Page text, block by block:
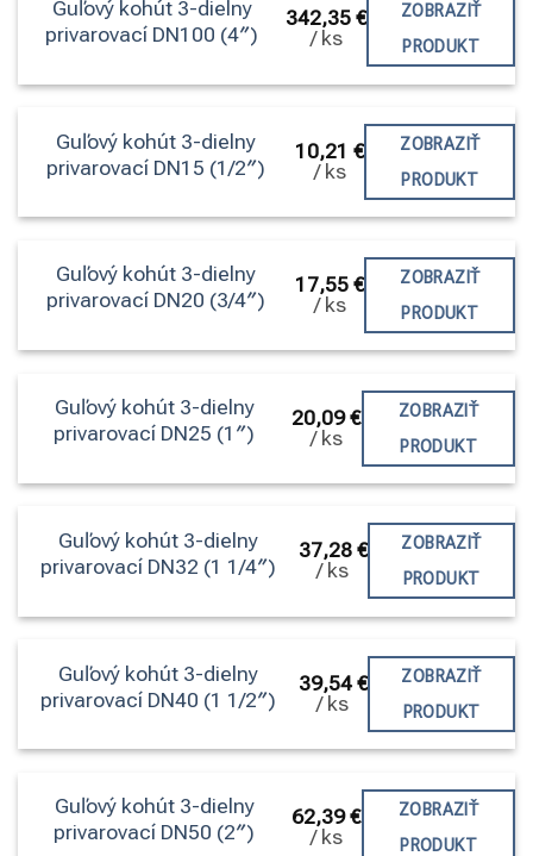
Guľový kohút 3-dielny
privarovací DN100 (4″)
342,35€
/ ks
ZOBRAZIŤ
PRODUKT
Guľový kohút 3-dielny
privarovací DN15 (1/2″)
10,21€
/ ks
ZOBRAZIŤ
PRODUKT
Guľový kohút 3-dielny
privarovací DN20 (3/4″)
17,55€
/ ks
ZOBRAZIŤ
PRODUKT
Guľový kohút 3-dielny
privarovací DN25 (1″)
20,09€
/ ks
ZOBRAZIŤ
PRODUKT
Guľový kohút 3-dielny
privarovací DN32 (1 1/4″)
37,28 €
/ ks
ZOBRAZIŤ
PRODUKT
Guľový kohút 3-dielny
privarovací DN40 (1 1/2″)
39,54 €
/ ks
ZOBRAZIŤ
PRODUKT
Guľový kohút 3-dielny
privarovací DN50 (2″)
62,39€
/ ks
ZOBRAZIŤ
PRODUKT